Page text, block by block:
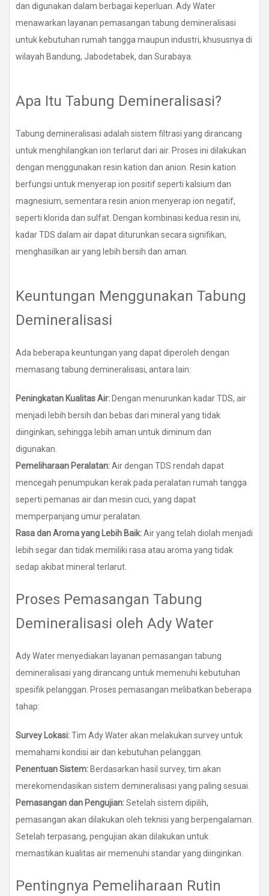
dan digunakan dalam berbagai keperluan. Ady Water
menawarkan layanan pemasangan tabung demineralisasi
untuk kebutuhan rumah tangga maupun industri, khususnya di
wilayah Bandung, Jabodetabek, dan Surabaya.
Apa Itu Tabung Demineralisasi?
Tabung demineralisasi adalah sistem filtrasi yang dirancang
untuk menghilangkan ion terlarut dari air. Proses ini dilakukan
dengan menggunakan resin kation dan anion. Resin kation
berfungsi untuk menyerap ion positif seperti kalsium dan
magnesium, sementara resin anion menyerap ion negatif,
seperti klorida dan sulfat. Dengan kombinasi kedua resin ini,
kadar TDS dalam air dapat diturunkan secara signifikan,
menghasilkan air yang lebih bersih dan aman.
Keuntungan Menggunakan Tabung
Demineralisasi
Ada beberapa keuntungan yang dapat diperoleh dengan
memasang tabung demineralisasi, antara lain:
Peningkatan Kualitas Air: Dengan menurunkan kadar TDS, air
menjadi lebih bersih dan bebas dari mineral yang tidak
diinginkan, sehingga lebih aman untuk diminum dan
digunakan.
Pemeliharaan Peralatan:Air dengan TDS rendah dapat
mencegah penumpukan kerak pada peralatan rumah tangga
seperti pemanas air dan mesin cuci, yang dapat
memperpanjang umur peralatan.
Rasa dan Aroma yang Lebih Baik:Air yang telah diolah menjadi
lebih segar dan tidak memiliki rasa atau aroma yang tidak
sedap akibat mineral terlarut.
Proses Pemasangan Tabung
Demineralisasi oleh Ady Water
Ady Water menyediakan layanan pemasangan tabung
demineralisasi yang dirancang untuk memenuhi kebutuhan
spesifik pelanggan. Proses pemasangan melibatkan beberapa
tahap:
Survey Lokasi:Tim Ady Water akan melakukan survey untuk
memahami kondisi air dan kebutuhan pelanggan.
Penentuan Sistem: Berdasarkan hasil survey, tim akan
merekomendasikan sistem demineralisasi yang paling sesuai.
Pemasangan dan Pengujian:Setelah sistem dipilih,
pemasangan akan dilakukan oleh teknisi yang berpengalaman.
Setelah terpasang, pengujian akan dilakukan untuk
memastikan kualitas air memenuhi standar yang diinginkan.
Pentingnya Pemeliharaan Rutin